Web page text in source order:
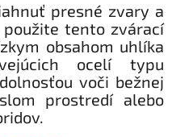
presné zvary a
tento zvárací
obsahom uhlíka
ocelí typu
voči bežnej
prostredí alebo